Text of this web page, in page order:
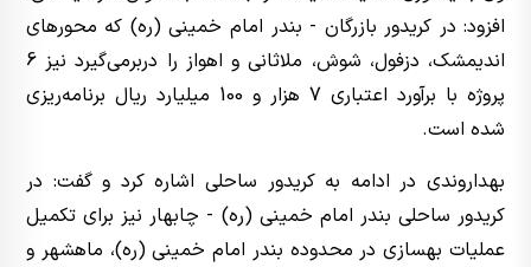
افزود: در کریدور بازرگان - بندر امام خمینی (ره) که محورهای
اندیمشک، دزفول، شوش، ملاثانی و اهواز را دربرمی‌گیرد نیز 6
پروژه با برآورد اعتباری 7 هزار و 100 میلیارد ریال برنامه‌ریزی
شده است.
بهداروندی در ادامه به کریدور ساحلی اشاره کرد و گفت: در
کریدور ساحلی بندر امام خمینی (ره) - چابهار نیز برای تکمیل
عملیات بهسازی در محدوده بندر امام خمینی (ره)، ماهشهر و